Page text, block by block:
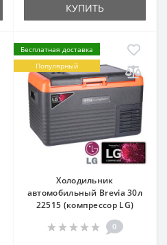
КУПИТЬ
Бесплатная доставка
Популярный
Холодильник
автомобильный Brevia 30л
22515 (компрессор LG)
0